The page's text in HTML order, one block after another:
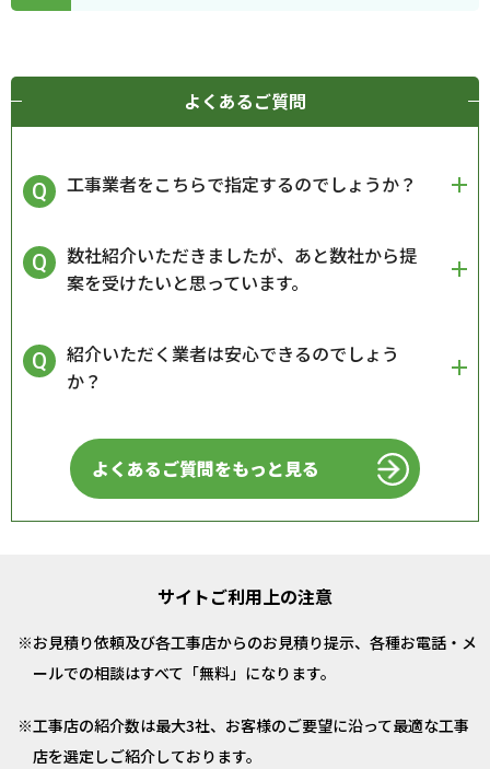
よくあるご質問
工事業者をこちらで指定するのでしょうか？
数社紹介いただきましたが、あと数社から提
案を受けたいと思っています。
紹介いただく業者は安心できるのでしょう
か？
よくあるご質問をもっと見る
サイトご利用上の注意
お見積り依頼及び各工事店からのお見積り提示、各種お電話・メ
ールでの相談はすべて「無料」になります。
工事店の紹介数は最大3社、お客様のご要望に沿って最適な工事
店を選定しご紹介しております。